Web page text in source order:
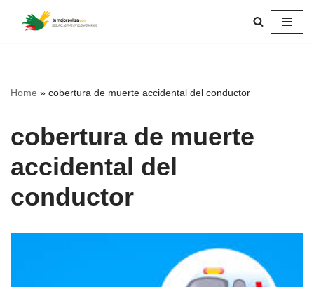
Home » cobertura de muerte accidental del conductor
cobertura de muerte
accidental del
conductor